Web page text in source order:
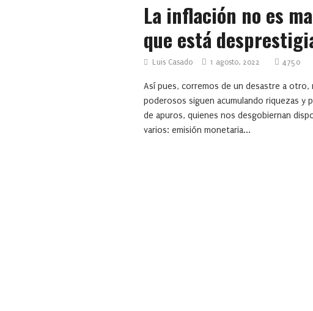
La inflación no es
que está
Luis Casado 1 agosto, 2022 4750
Así pues, corremos de un desastre a otro,
poderosos siguen acumulando riquezas y
de apuros, quienes nos desgobiernan
varios: emisión monetaria...